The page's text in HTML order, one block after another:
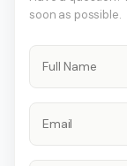
soon as possible.